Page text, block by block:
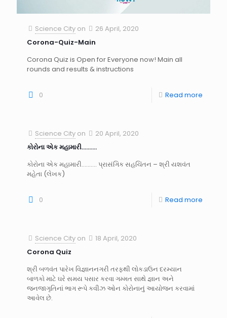
Science City on
26 April, 2020
Corona-Quiz-Main
Corona Quiz is Open for Everyone now! Main all
rounds and results & instructions
0 Read more
Science City on
20 April, 2020
કોરોના એક મહામારી……….
કોરોના એક મહામારી.......... પ્રાસંગિક સહચિંતન – શ્રી યશવંત
મહેતા (લેખક)
0 Read more
Science City on
18 April, 2020
Corona Quiz
શ્રી બળવંત પારેખ વિજ્ઞાનનગરી તરફથી લોકડાઉન દરમ્યાન
બાળકો માટે ઘરે સમય પસાર કરવા ગમ્મત સાથે જ્ઞાન અને
જનજાગૃતિનાં ભાગ રૂપે કવીઝ ઓન કોરોનાનું આયોજન કરવામાં
આવેલ છે.